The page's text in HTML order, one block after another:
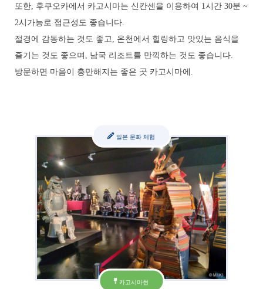
또한, 후쿠오카에서 카고시마는 신칸센을 이용하여 1시간 30분 ~
2시가능로 접근성도 좋습니다.
절경에 감동하는 것도 좋고, 온천에서 힐링하고 맛있는 음식을
즐기는 것도 좋으며, 남국 리조트를 만끽하는 것도 좋습니다.
방문하면 마음이 충만해지는 좋은 곳 카고시마에.
카고시마현
일본 문화 체험